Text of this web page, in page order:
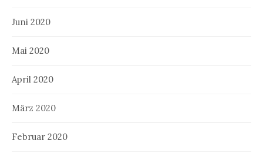
Juni 2020
Mai 2020
April 2020
März 2020
Februar 2020